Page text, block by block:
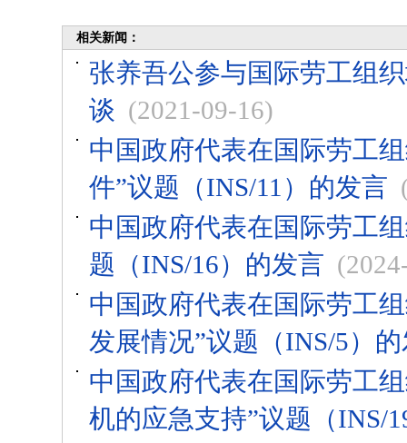
相关新闻：
张养吾公参与国际劳工组
谈 (2021-09-16)
中国政府代表在国际劳工
件”议题（INS/11）的发言
中国政府代表在国际劳工
题（INS/16）的发言
中国政府代表在国际劳工
发展情况”议题（INS/5）
中国政府代表在国际劳工
机的应急支持”议题（INS/